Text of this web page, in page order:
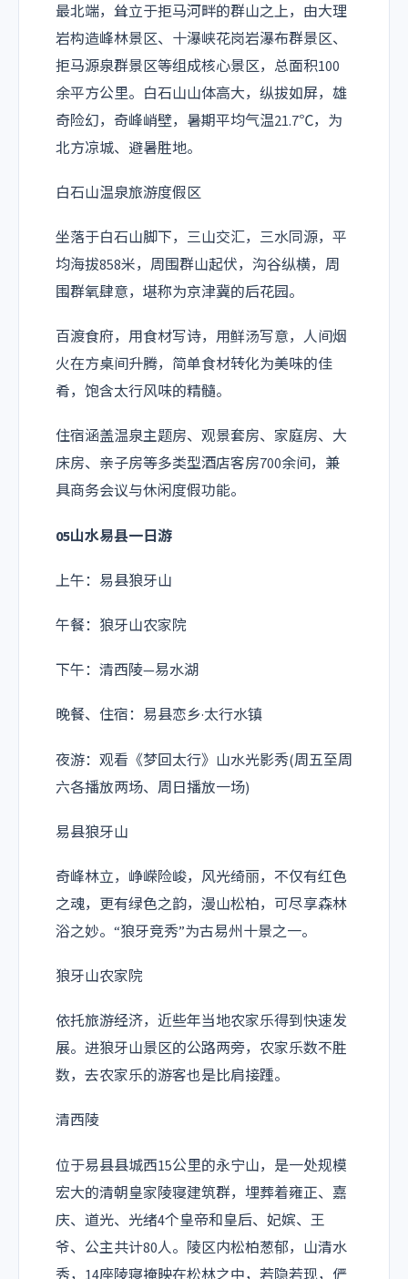
最北端，耸立于拒马河畔的群山之上，由大理
岩构造峰林景区、十瀑峡花岗岩瀑布群景区、
拒马源泉群景区等组成核心景区，总面积100
余平方公里。白石山山体高大，纵拔如屏，雄
奇险幻，奇峰峭壁，暑期平均气温21.7℃，为
北方凉城、避暑胜地。
白石山温泉旅游度假区
坐落于白石山脚下，三山交汇，三水同源，平
均海拔858米，周围群山起伏，沟谷纵横，周
围群氧肆意，堪称为京津冀的后花园。
百渡食府，用食材写诗，用鲜汤写意，人间烟
火在方桌间升腾，简单食材转化为美味的佳
肴，饱含太行风味的精髓。
住宿涵盖温泉主题房、观景套房、家庭房、大
床房、亲子房等多类型酒店客房700余间，兼
具商务会议与休闲度假功能。
05山水易县一日游
上午：易县狼牙山
午餐：狼牙山农家院
下午：清西陵—易水湖
晚餐、住宿：易县恋乡·太行水镇
夜游：观看《梦回太行》山水光影秀(周五至周
六各播放两场、周日播放一场)
易县狼牙山
奇峰林立，峥嵘险峻，风光绮丽，不仅有红色
之魂，更有绿色之韵，漫山松柏，可尽享森林
浴之妙。“狼牙竞秀”为古易州十景之一。
狼牙山农家院
依托旅游经济，近些年当地农家乐得到快速发
展。进狼牙山景区的公路两旁，农家乐数不胜
数，去农家乐的游客也是比肩接踵。
清西陵
位于易县县城西15公里的永宁山，是一处规模
宏大的清朝皇家陵寝建筑群，埋葬着雍正、嘉
庆、道光、光绪4个皇帝和皇后、妃嫔、王
爷、公主共计80人。陵区内松柏葱郁，山清水